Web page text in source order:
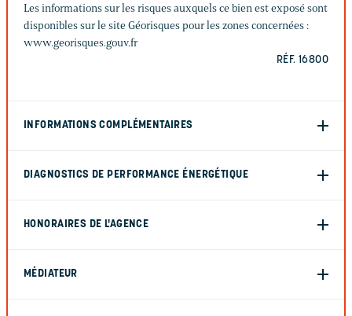
Les informations sur les risques auxquels ce bien est exposé sont
disponibles sur le site Géorisques pour les zones concernées :
www.georisques.gouv.fr
RÉF. 16800
INFORMATIONS COMPLÉMENTAIRES
DIAGNOSTICS DE PERFORMANCE ÉNERGÉTIQUE
HONORAIRES DE L'AGENCE
MÉDIATEUR